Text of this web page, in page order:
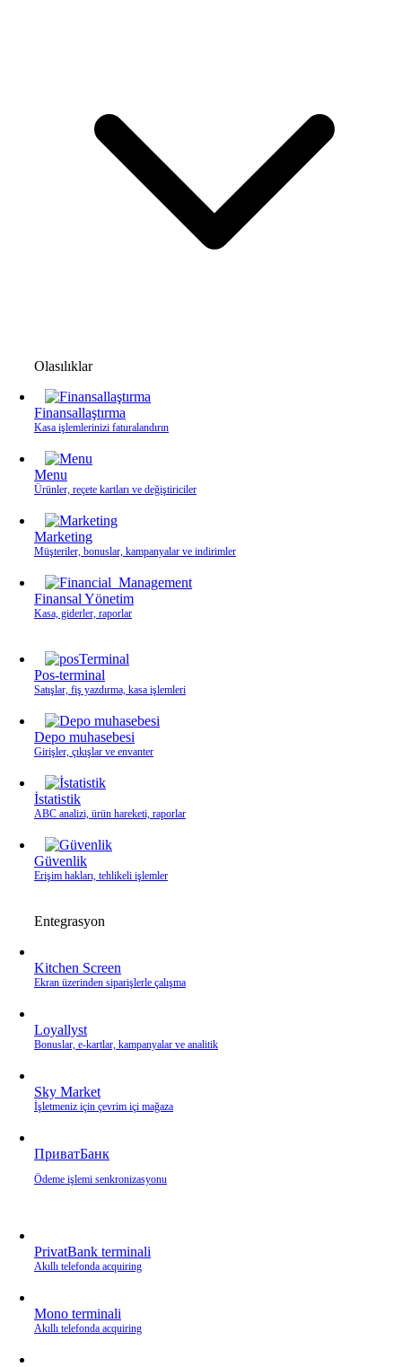
Olasılıklar
Finansallaştırma
Kasa işlemlerinizi faturalandırın
Menu
Ürünler, reçete kartları ve değiştiriciler
Marketing
Müşteriler, bonuslar, kampanyalar ve indirimler
Finansal Yönetim
Kasa, giderler, raporlar
Pos-terminal
Satışlar, fiş yazdırma, kasa işlemleri
Depo muhasebesi
Girişler, çıkışlar ve envanter
İstatistik
ABC analizi, ürün hareketi, raporlar
Güvenlik
Erişim hakları, tehlikeli işlemler
Entegrasyon
Kitchen Screen
Ekran üzerinden siparişlerle çalışma
Loyallyst
Bonuslar, e‑kartlar, kampanyalar ve analitik
Sky Market
İşletmeniz için çevrim içi mağaza
ПриватБанк
Ödeme işlemi senkronizasyonu
PrivatBank terminali
Akıllı telefonda acquiring
Mono terminali
Akıllı telefonda acquiring